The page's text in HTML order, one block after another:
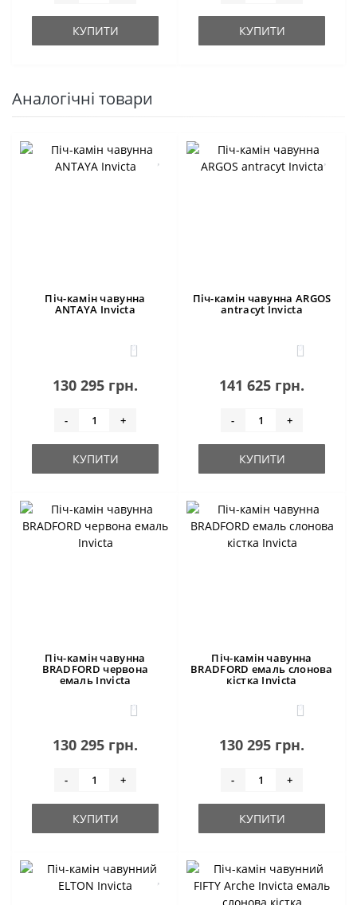
КУПИТИ КУПИТИ
Аналогічні товари
Піч-камін чавунна
ANTAYA Invicta
0
130 295 грн.
- +
КУПИТИ
Піч-камін чавунна ARGOS
antracyt Invicta
0
141 625 грн.
- +
КУПИТИ
Піч-камін чавунна
BRADFORD червона
емаль Invicta
0
130 295 грн.
- +
КУПИТИ
Піч-камін чавунна
BRADFORD емаль слонова
кістка Invicta
0
130 295 грн.
- +
КУПИТИ